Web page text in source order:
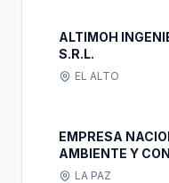
ALTIMOH
S.R.L.
EL ALTO
EMPRESA
AMBIENTE Y
LA PAZ